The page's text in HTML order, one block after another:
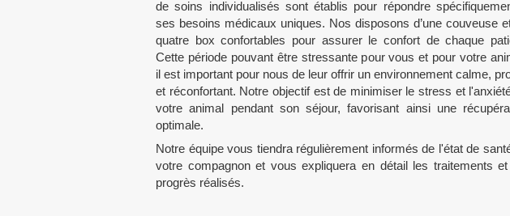
de soins individualisés sont établis pour répondre
ses besoins médicaux uniques. Nos disposons d’une couveuse
quatre box confortables pour assurer le confort de chaque
Cette période pouvant être stressante pour vous et pour votre
il est important pour nous de leur offrir un environnement calme,
et réconfortant. Notre objectif est de minimiser le stress et
votre animal pendant son séjour, favorisant ainsi une
optimale.
Notre équipe vous tiendra régulièrement informés de l'état de
votre compagnon et vous expliquera en détail les traitements
progrès réalisés.